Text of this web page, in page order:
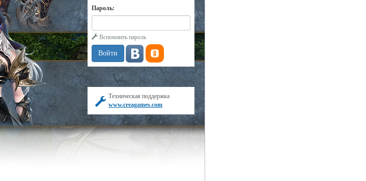
Пароль:
Вспомнить пароль
Техническая поддержка
www.creagames.com